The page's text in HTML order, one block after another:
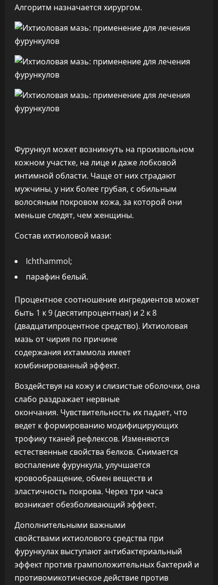
Алгоритм назначается хирургом.
Фурункул может возникнуть на произвольном
кожном участке, на лице и даже лобковой
интимной области. Чаще от них страдают
мужчины, у них более грубая, с обильным
волосяным покровом кожа, за которой они
меньше следят, чем женщины.
Состав ихтиоловой мази:
Ichthammol;
парафин белый.
Процентное соотношение ингредиентов может
быть 1 к 9 (десятипроцентная) и 2 к 8
(двадцатипроцентное средство). Ихтиоловая
мазь от чирия по причине
содержания ихтаммола имеет
комбинированный эффект.
Воздействуя на кожу и слизистые оболочки, она
слабо раздражает нервные
окончания. Чувствительность их падает, что
ведет к формированию модифицирующих
трофику тканей рефлексов. Изменяются
естественные свойства белков. Снимается
воспаление фурункула, улучшается
кровообращение, обмен веществ и
эластичность покрова. Через три часа
возникает обезболивающий эффект.
Дополнительными важными
свойствами ихтиолового средства при
фурункулах выступают антибактериальный
эффект против грамположительных бактерий и
противомикотическое действие против